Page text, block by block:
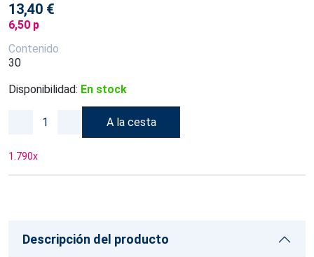
13,40 €
6,50 p
Contenido
30
Disponibilidad: En stock
A la cesta
1.790x
Descripción del producto